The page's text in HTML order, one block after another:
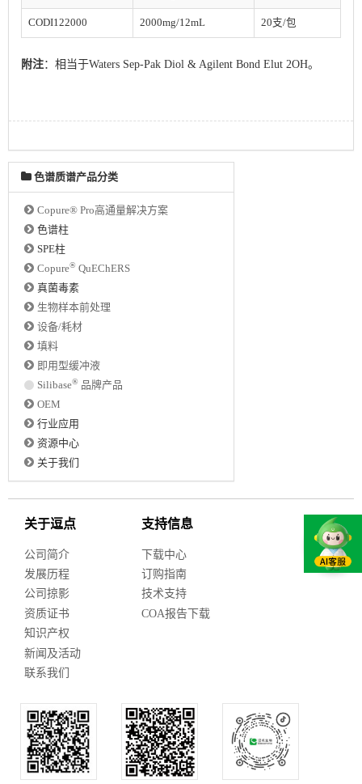
CODI122000 2000mg/12mL 20支/包
附注：相当于Waters Sep-Pak Diol & Agilent Bond Elut 2OH。
色谱质谱产品分类
Copure® Pro高通量解决方案
色谱柱
SPE柱
Copure® QuEChERS
真菌毒素
生物样本前处理
设备/耗材
填料
即用型缓冲液
Silibase® 品牌产品
OEM
行业应用
资源中心
关于我们
关于逗点
公司简介
发展历程
公司掠影
资质证书
知识产权
新闻及活动
联系我们
支持信息
下载中心
订购指南
技术支持
COA报告下载